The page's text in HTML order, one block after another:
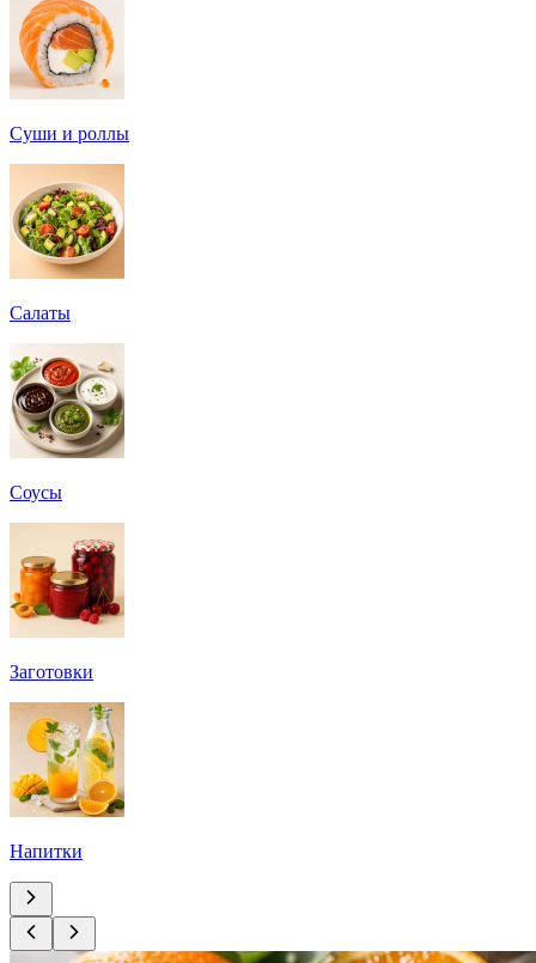
Суши и роллы
Салаты
Соусы
Заготовки
Напитки